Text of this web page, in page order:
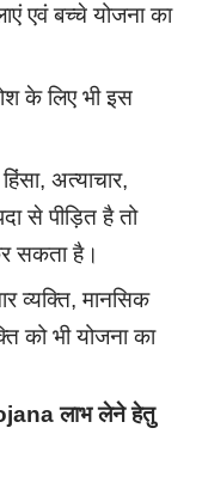
एवं बच्चे योजना का
के लिए भी इस
अत्याचार,
से पीड़ित है तो
सकता है।
व्यक्ति, मानसिक
को भी योजना का
लाभ लेने हेतु